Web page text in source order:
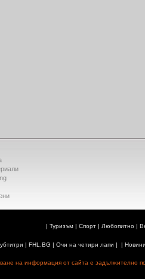
| Туризъм| Спорт| Любопитно|
| FHL.BG | Очи на четири лапи | |
на информация от сайта е задължително